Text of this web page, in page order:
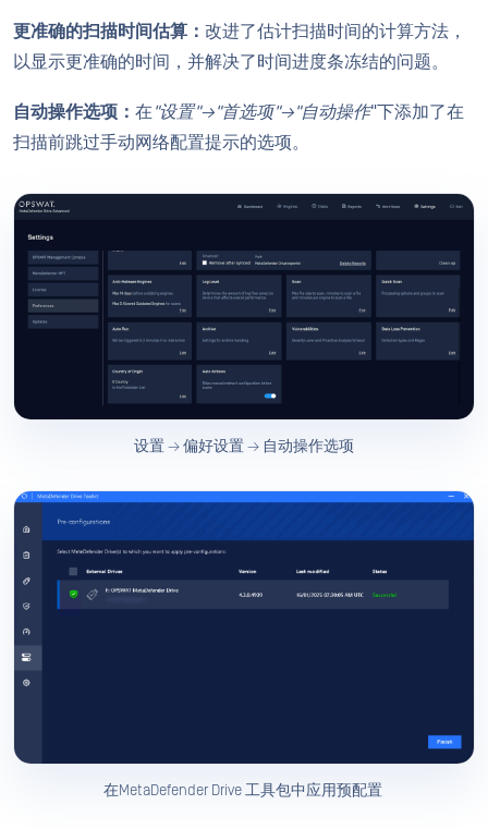
更准确的扫描时间估算： 改进了估计扫描时间的计算方法，
以显示更准确的时间，并解决了时间进度条冻结的问题。
自动操作选项： 在 "设置"→"首选项"→"自动操作"下添加了在
扫描前跳过手动网络配置提示的选项。
设置 → 偏好设置 → 自动操作选项
在MetaDefender Drive 工具包中应用预配置